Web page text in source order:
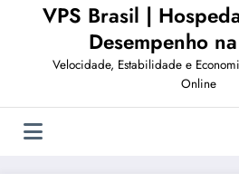
VPS Brasil |
Desempenho
Velocidade, Estabilidade e
Online